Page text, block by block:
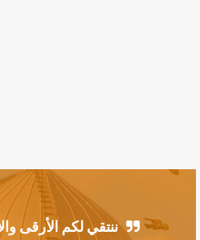
ننتقي لكم الأرقى